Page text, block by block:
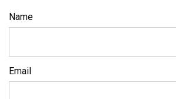
Name
Email